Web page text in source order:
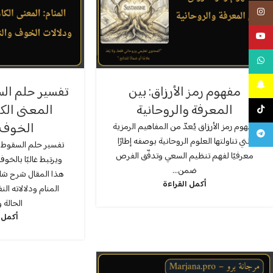
مفهوم رمز الأرزاق: بين
المعرفة والروحانية
مفهوم رمز الأرزاق يُعدّ من المفاهيم الرمزية
التي تناولتها العلوم الروحانية بوصفه إطارًا
معرفيًا لفهم تنظيم السعي وتدفّق الفرص
ضمن...
أكمل القراءة
تفسير حلم
المعنى
تفسير حلم السقوط
ويرتبط غالبًا
هذا المقال شرح
المنام ودلالاته
انستجرام
سناب شات
تيك توك
تليجرام